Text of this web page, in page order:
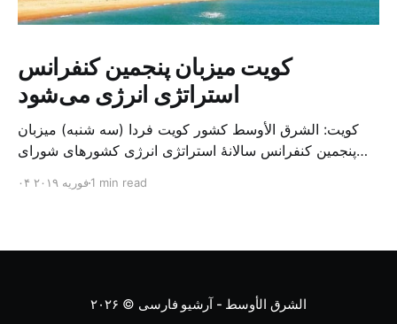
کویت میزبان پنجمین کنفرانس
استراتژی انرژی می‌شود
کویت: الشرق الأوسط کشور کویت فردا (سه شنبه) میزبان
پنجمین کنفرانس سالانهٔ استراتژی انرژی کشورهای شورای
متخصص از شرکت‌های جهانی نفت و گاز در این کنفرانس
۰۴ فوریه ۲۰۱۹1 min read
الشرق الأوسط - آرشیو فارسی © ۲۰۲۶